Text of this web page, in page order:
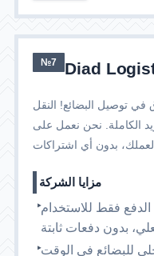
№7 Diad
توصيل البضائع! النقل
الكاملة. نحن نعمل على
مزايا الشركة
فقط للاستخدام
للبضائع في الوقت